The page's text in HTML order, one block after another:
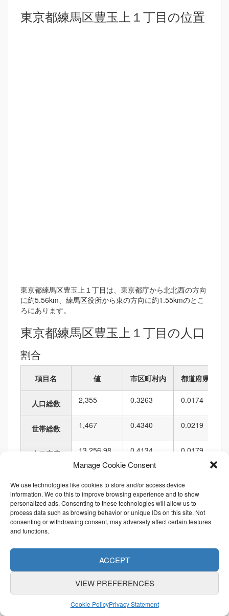
Manage Cookie Consent
We use technologies like cookies to store and/or access device
information. We do this to improve browsing experience and to show
personalized ads. Consenting to these technologies will allow us to
process data such as browsing behavior or unique IDs on this site. Not
consenting or withdrawing consent, may adversely affect certain features
and functions.
ACCEPT
VIEW PREFERENCES
Cookie PolicyPrivacy Statement
東京都練馬区豊玉上１丁目の位置
東京都練馬区豊玉上１丁目は、東京都庁から北北西の方向
に約5.56km、練馬区役所から東の方向に約1.55kmのとこ
ろにあります。
東京都練馬区豊玉上１丁目の人口
割合
項目名 値 市区町村内 都道府県内
人口総数 2,355 0.3263 0.0174
世帯総数 1,467 0.4340 0.0219
人口密度 13,256.98 0.4134 0.0179
境界の長さ 2,009.56 0.4454 0.0139
順位
2,355 172202
1,467 121202